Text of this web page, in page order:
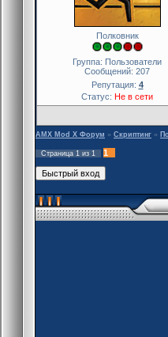
Полковник
Группа: Пользователи
Сообщений: 207
Репутация: 4
Статус: Не в сети
AMX Mod X Форум » Скриптинг »
Страница 1 из 1 1